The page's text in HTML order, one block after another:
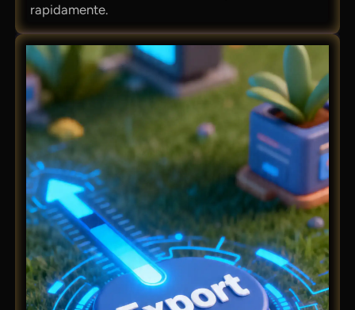
rapidamente.